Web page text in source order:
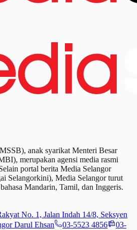
anak syarikat Menteri Besar
merupakan agensi media rasmi
portal berita Media Selangor
Selangorkini), Media Selangor turut
Mandarin, Tamil, dan Inggeris.
No. 1, Jalan Indah 14/8, Seksyen
Darul Ehsan
03-5523 4856
03-